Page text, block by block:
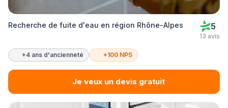
Recherche de fuite d'eau en région Rhône-Alpes 5
13 avis
+4 ans d'ancienneté +100 NPS
Je veux un devis gratuit